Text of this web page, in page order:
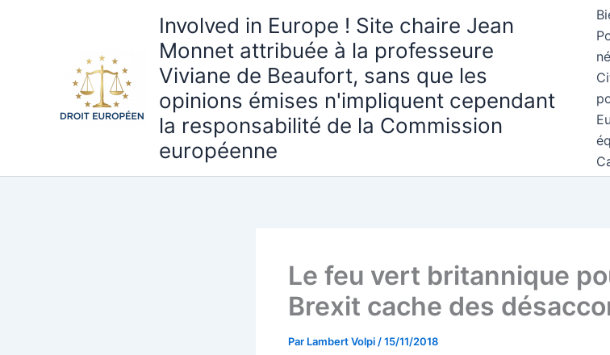
Involved in Europe ! Site chaire Jean
Monnet attribuée à la professeure
Viviane de Beaufort, sans que les
opinions émises n'impliquent cependant
la responsabilité de la Commission
européenne
Le feu vert britannique
Brexit cache des
Par Lambert Volpi /15/11/2018